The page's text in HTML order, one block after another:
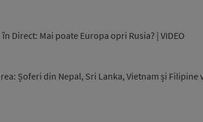
Direct: Mai poate Europa opri Rusia? | VIDEO
Șoferi din Nepal, Sri Lanka, Vietnam și